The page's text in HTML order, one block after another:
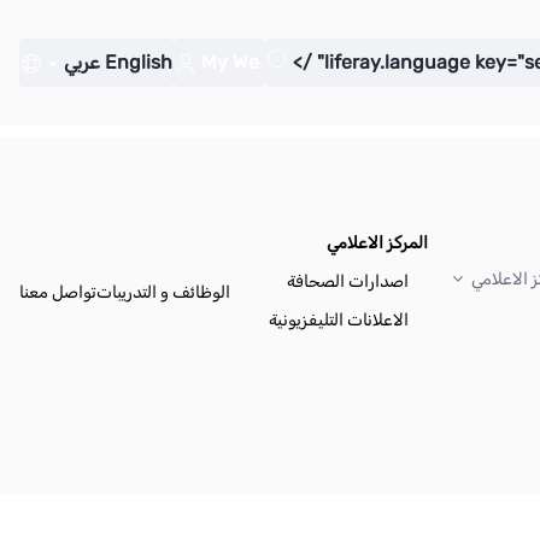
English عربي
الاعلامي
المركز الاعلامي
اصدارات الصحافة
الاعلانات التليفزيونية
الوظائف و التدريباتتواصل معنا